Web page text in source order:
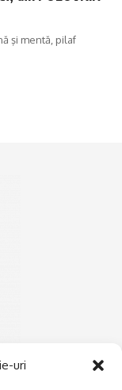
uri
şi mentă, pilaf